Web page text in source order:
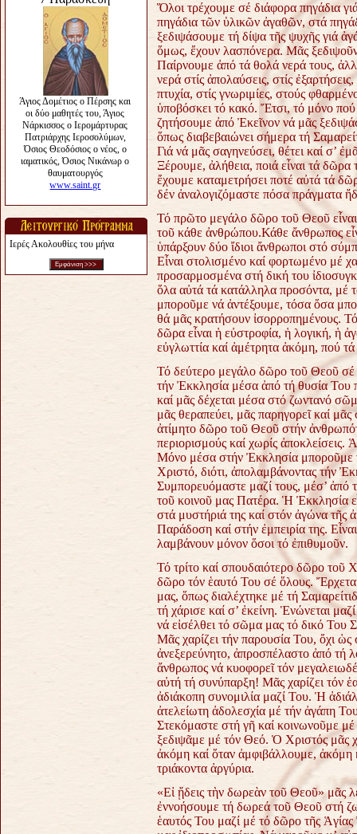
Ιερές Ακολουθίες του μήνα
Ὅλοι τρέχουμε σέ διάφορα πηγάδια
πηγάδια τῶν ὑλικῶν ἀγαθῶν, στά
ξεδιψάσουμε τή δίψα τῆς ψυχῆς γιά
ὅμως, ἔχουν λασπόνερα. Μᾶς
Παίρνουμε ἀπό τά θολά νερά τους,
νερά στίς ἀπολαύσεις, στίς
πτυχία, στίς γνωριμίες, στούς
ὑποβόσκει τό κακό. Ἔτσι, τό μόνο
ζητήσουμε ἀπό Ἐκεῖνον νά μᾶς
ὅπως διαβεβαιώνει σήμερα τή
Γιά νά μᾶς σαγηνεύσει, θέτει καί σ’
Ξέρουμε, ἀλήθεια, ποιά εἶναι τά
ἔχουμε καταμετρήσει ποτέ αὐτά τά
δέν ἀναλογιζόμαστε πόσα πράγματα
Τό πρῶτο μεγάλο δῶρο τοῦ Θεοῦ εἶναι
τοῦ κάθε ἀνθρώπου.Κάθε ἄνθρωπος
ὑπάρξουν δύο ἴδιοι ἄνθρωποι στό
Εἶναι στολισμένο καί φορτωμένο μέ
προσαρμοσμένα στή δική του
ὅλα αὐτά τά κατάλληλα προσόντα, μέ
μποροῦμε νά ἀντέξουμε, τόσα ὅσα
θά μᾶς κρατήσουν ἰσορροπημένους.
δῶρα εἶναι ἡ εὐστροφία, ἡ λογική, ἡ
εὐγλωττία καί ἀμέτρητα ἀκόμη, πού
Τό δεύτερο μεγάλο δῶρο τοῦ Θεοῦ σέ
τήν Ἐκκλησία μέσα ἀπό τή θυσία
καί μᾶς δέχεται μέσα στό ζωντανό
μᾶς θεραπεύει, μᾶς παρηγορεῖ καί
ἀτίμητο δῶρο τοῦ Θεοῦ στήν
περιορισμούς καί χωρίς ἀποκλείσεις.
Μόνο μέσα στήν Ἐκκλησία μποροῦμε
Χριστό, διότι, ἀπολαμβάνοντας τήν
Συμπορευόμαστε μαζί τους, μέσ’ ἀπό
τοῦ κοινοῦ μας Πατέρα. Ἡ Ἐκκλησία
στά μυστήριά της καί στόν ἀγώνα τῆς
Παράδοση καί στήν ἐμπειρία της.
λαμβάνουν μόνον ὅσοι τό ἐπιθυμοῦν.
Τό τρίτο καί σπουδαιότερο δῶρο τοῦ
δῶρο τόν ἑαυτό Του σέ ὅλους.
μας, ὅπως διαλέχτηκε μέ τή
τή χάρισε καί σ’ ἐκείνη. Ἑνώνεται
νά εἰσέλθει τό σῶμα μας τό δικό Του
Μᾶς χαρίζει τήν παρουσία Του, ὄχι
ἀνεξερεύνητο, ἀπροσπέλαστο ἀπό τή
ἄνθρωπος νά κυοφορεῖ τόν
αὐτή τή συνύπαρξη! Μᾶς χαρίζει τόν
ἀδιάκοπη συνομιλία μαζί Του. Ἡ
ἀτελείωτη ἀδολεσχία μέ τήν ἀγάπη
Στεκόμαστε στή γῆ καί κοινωνοῦμε
ξεδιψᾶμε μέ τόν Θεό. Ὁ Χριστός μᾶς
ἀκόμη καί ὅταν ἀμφιβάλλουμε, ἀκόμη
τριάκοντα ἀργύρια.
«Εἰ ᾔδεις τὴν δωρεὰν τοῦ Θεοῦ» μᾶς
ἐννοήσουμε τή δωρεά τοῦ Θεοῦ στή
ἑαυτός Του μαζί μέ τό δῶρο τῆς